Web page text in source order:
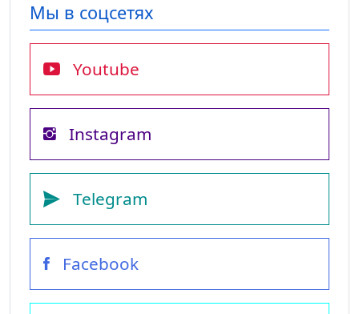
Мы в соцсетях
Youtube
Instagram
Telegram
Facebook